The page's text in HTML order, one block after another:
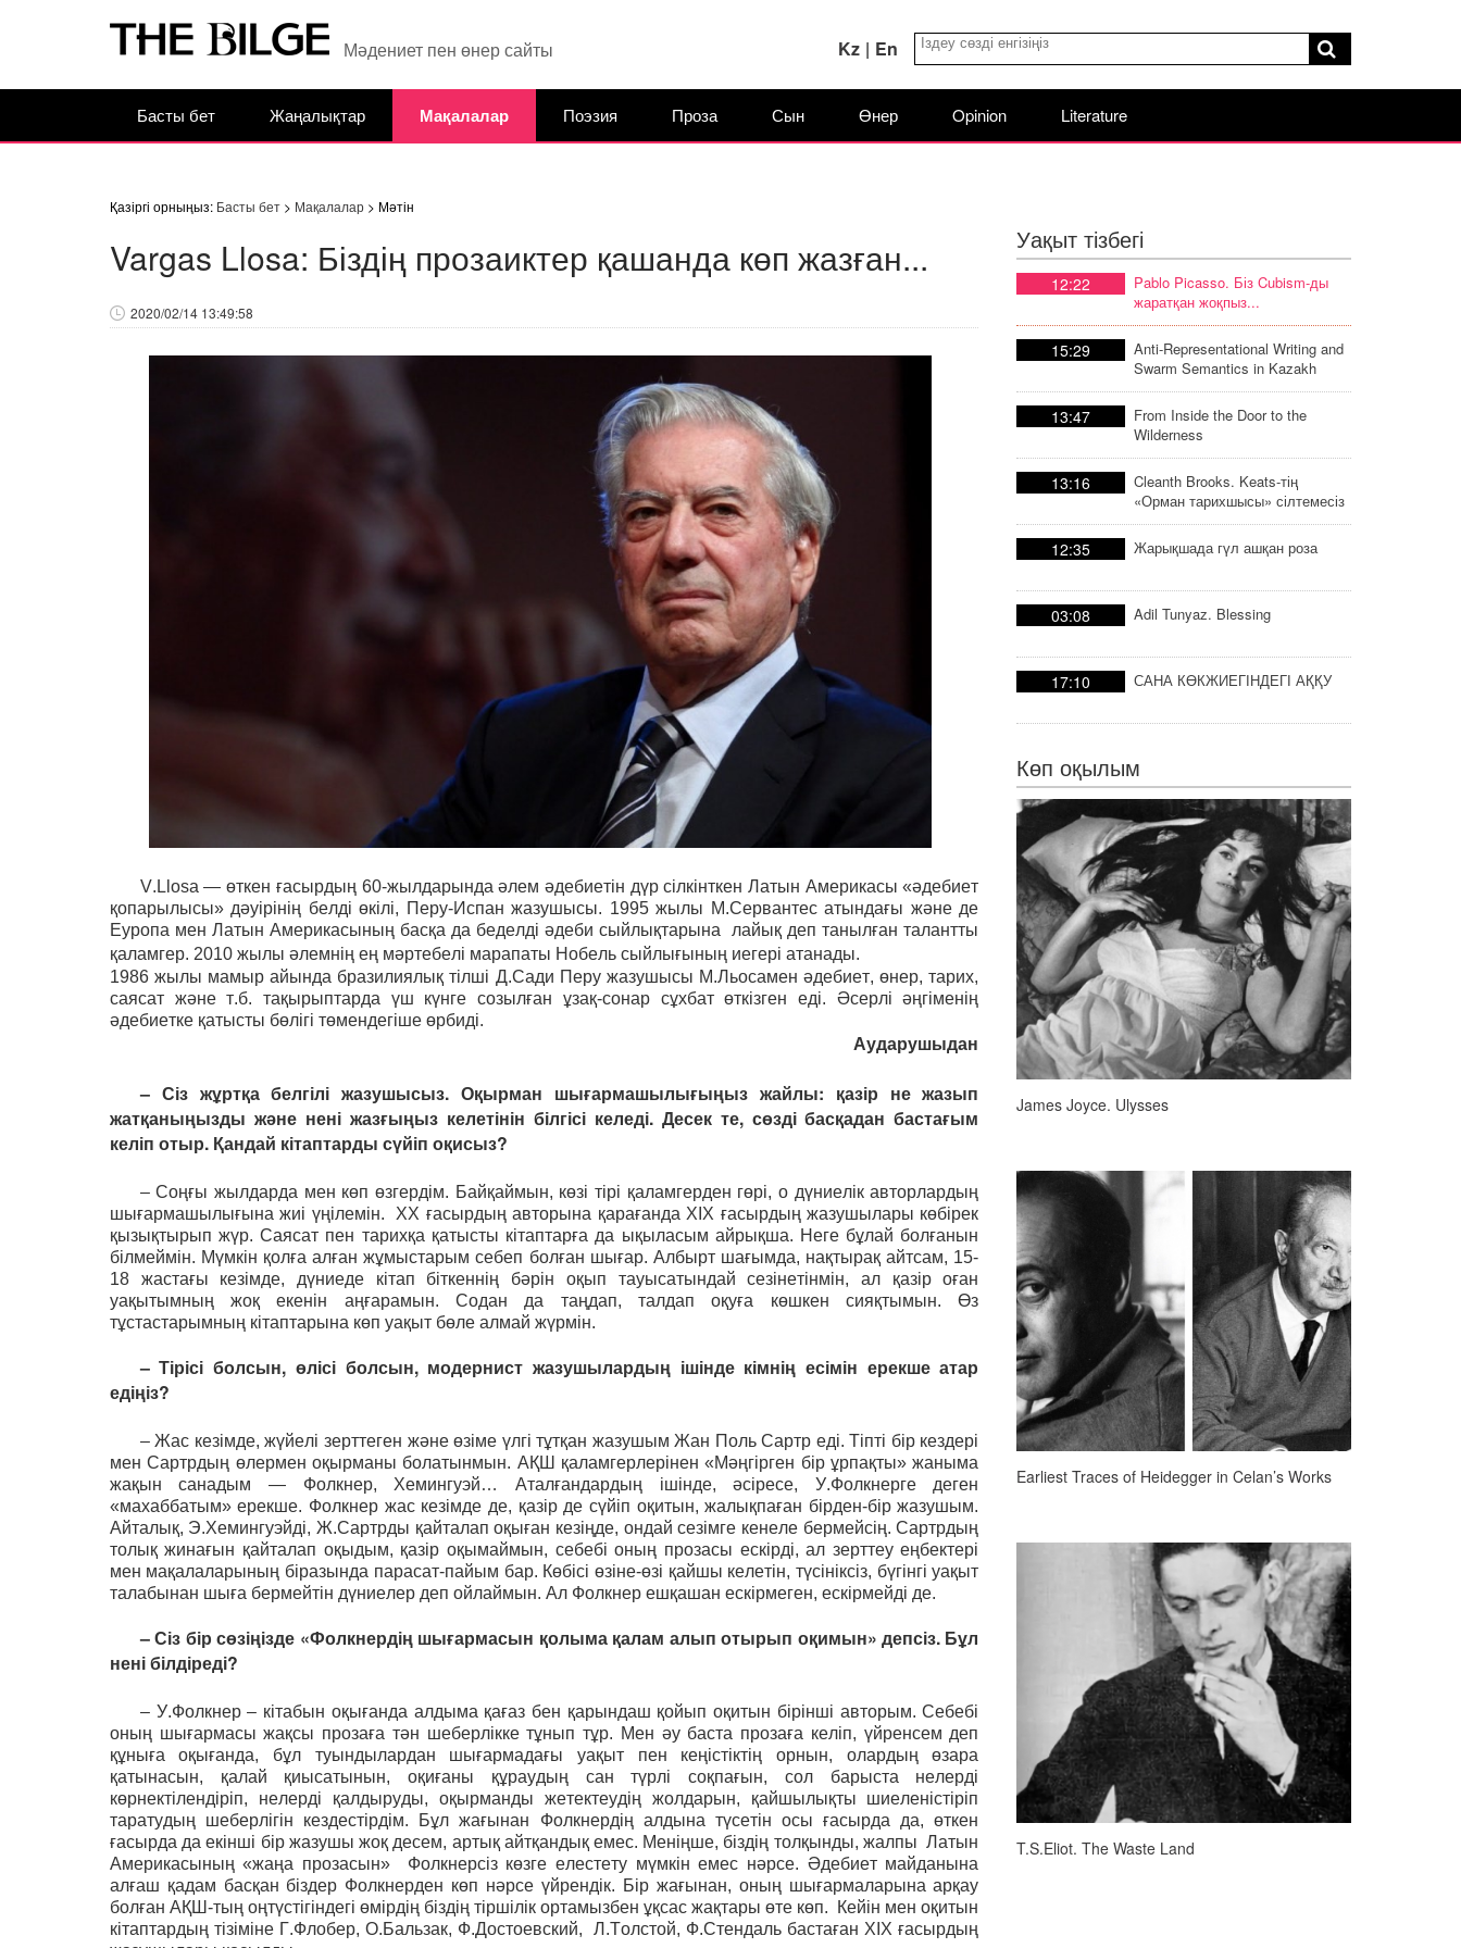
Мәдениет пен өнер сайты Kz | En
Басты бет Жаңалықтар Мақалалар Поэзия Проза Сын Өнер Opinion Literature
Қазіргі орныңыз: Басты бет> Мақалалар> Мәтін
Vargas Llosa: Біздің прозаиктер қашанда көп жазған...
2020/02/14 13:49:58
V.Llosa — өткен ғасырдың 60-жылдарында әлем әдебиетін дүр сілкінткен Латын Америкасы «әдебиет
қопарылысы» дәуірінің белді өкілі, Перу-Испан жазушысы. 1995 жылы М.Сервантес атындағы және де
Еуропа мен Латын Америкасының басқа да беделді әдеби сыйлықтарына лайық деп танылған талантты
қаламгер. 2010 жылы әлемнің ең мәртебелі марапаты Нобель сыйлығының иегері атанады.
1986 жылы мамыр айында бразилиялық тілші Д.Сади Перу жазушысы М.Льосамен әдебиет, өнер, тарих,
саясат және т.б. тақырыптарда үш күнге созылған ұзақ-сонар сұхбат өткізген еді. Әсерлі әңгіменің
әдебиетке қатысты бөлігі төмендегіше өрбиді.
Аударушыдан
– Сіз жұртқа белгілі жазушысыз. Оқырман шығармашылығыңыз жайлы: қазір не жазып
жатқаныңызды және нені жазғыңыз келетінін білгісі келеді. Десек те, сөзді басқадан бастағым
келіп отыр. Қандай кітаптарды сүйіп оқисыз?
– Соңғы жылдарда мен көп өзгердім. Байқаймын, көзі тірі қаламгерден гөрі, о дүниелік авторлардың
шығармашылығына жиі үңілемін. XX ғасырдың авторына қарағанда XIX ғасырдың жазушылары көбірек
қызықтырып жүр. Саясат пен тарихқа қатысты кітаптарға да ықыласым айрықша. Неге бұлай болғанын
білмеймін. Мүмкін қолға алған жұмыстарым себеп болған шығар. Албырт шағымда, нақтырақ айтсам, 15-
18 жастағы кезімде, дүниеде кітап біткеннің бәрін оқып тауысатындай сезінетінмін, ал қазір оған
уақытымның жоқ екенін аңғарамын. Содан да таңдап, талдап оқуға көшкен сияқтымын. Өз
тұстастарымның кітаптарына көп уақыт бөле алмай жүрмін.
– Тірісі болсын, өлісі болсын, модернист жазушылардың ішінде кімнің есімін ерекше атар
едіңіз?
– Жас кезімде, жүйелі зерттеген және өзіме үлгі тұтқан жазушым Жан Поль Сартр еді. Тіпті бір кездері
мен Сартрдың өлермен оқырманы болатынмын. АҚШ қаламгерлерінен «Мәңгірген бір ұрпақты» жаныма
жақын санадым — Фолкнер, Хемингуэй… Аталғандардың ішінде, әсіресе, У.Фолкнерге деген
«махаббатым» ерекше. Фолкнер жас кезімде де, қазір де сүйіп оқитын, жалықпаған бірден-бір жазушым.
Айталық, Э.Хемингуэйді, Ж.Сартрды қайталап оқыған кезіңде, ондай сезімге кенеле бермейсің. Сартрдың
толық жинағын қайталап оқыдым, қазір оқымаймын, себебі оның прозасы ескірді, ал зерттеу еңбектері
мен мақалаларының біразында парасат-пайым бар. Көбісі өзіне-өзі қайшы келетін, түсініксіз, бүгінгі уақыт
талабынан шыға бермейтін дүниелер деп ойлаймын. Ал Фолкнер ешқашан ескірмеген, ескірмейді де.
– Сіз бір сөзіңізде «Фолкнердің шығармасын қолыма қалам алып отырып оқимын» депсіз. Бұл
нені білдіреді?
– У.Фолкнер – кітабын оқығанда алдыма қағаз бен қарындаш қойып оқитын бірінші авторым. Себебі
оның шығармасы жақсы прозаға тән шеберлікке тұнып тұр. Мен әу баста прозаға келіп, үйренсем деп
құныға оқығанда, бұл туындылардан шығармадағы уақыт пен кеңістіктің орнын, олардың өзара
қатынасын, қалай қиысатынын, оқиғаны құраудың сан түрлі соқпағын, сол барыста нелерді
көрнектілендіріп, нелерді қалдыруды, оқырманды жетектеудің жолдарын, қайшылықты шиеленістіріп
таратудың шеберлігін кездестірдім. Бұл жағынан Фолкнердің алдына түсетін осы ғасырда да, өткен
ғасырда да екінші бір жазушы жоқ десем, артық айтқандық емес. Меніңше, біздің толқынды, жалпы Латын
Америкасының «жаңа прозасын» Фолкнерсіз көзге елестету мүмкін емес нәрсе. Әдебиет майданына
алғаш қадам басқан біздер Фолкнерден көп нәрсе үйрендік. Бір жағынан, оның шығармаларына арқау
болған АҚШ-тың оңтүстігіндегі өмірдің біздің тіршілік ортамызбен ұқсас жақтары өте көп. Кейін мен оқитын
кітаптардың тізіміне Г.Флобер, О.Бальзак, Ф.Достоевский, Л.Толстой, Ф.Стендаль бастаған XIX ғасырдың
Уақыт тізбегі
12:22
Pablo Picasso. Біз Cubism-ды
жаратқан жоқпыз...
15:29
Anti-Representational Writing and
Swarm Semantics in Kazakh
Poetic Discourse
13:47
From Inside the Door to the
Wilderness
13:16
Cleanth Brooks. Keats-тің
«Орман тарихшысы» сілтемесіз
тарих
12:35 Жарықшада гүл ашқан роза
03:08 Adil Tunyaz. Blessing
17:10 САНА КӨКЖИЕГІНДЕГІ АҚҚУ
Көп оқылым
James Joyce. Ulysses
Earliest Traces of Heidegger in Celan’s Works
T.S.Eliot. The Waste Land